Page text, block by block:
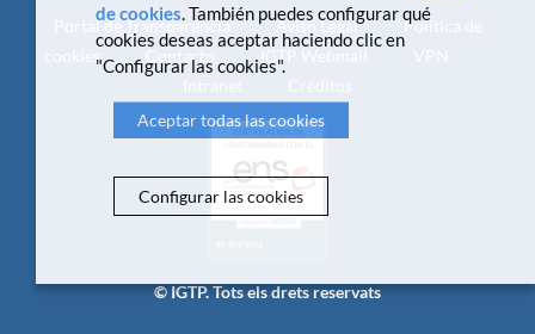
Portal de Transparencia Aviso Legal
Política de
cookies
Contacto IGTP Webmail
© IGTP. Tots els drets reservats
de cookies. También puedes configurar qué
cookies deseas aceptar haciendo clic en
"Configurar las cookies".
Aceptar todas las cookies
Configurar las cookies